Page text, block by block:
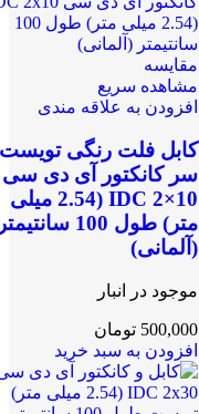
مقایسه
مشاهده سریع
افزودن به علاقه مندی
کابل فلت رنگی
سر کانکتور آی دی سی
IDC 2×10 (2.54 میلی
متر) طول 100
(آلمانی)
موجود در انبار
500,000 تومان
افزودن به سبد خرید